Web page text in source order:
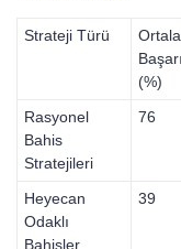
Strateji Türü
(%)
Rasyonel
Bahis
Stratejileri
76
Heyecan
Odaklı
Bahisler
39